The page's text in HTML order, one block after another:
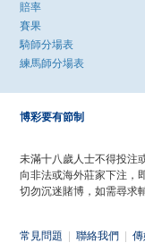
賠率
賽果
騎師分場表
練馬師分場表
博彩要有節制
未滿十八歲人士不得投注
向非法或海外莊家下注，
切勿沉迷賭博，如需尋求
常見問題 聯絡我們 傳